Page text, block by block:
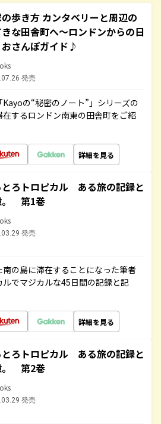
歩き方 カンタベリーと周辺の
な田舎町へ～ロンドンからの日
さんぽガイド♪
発売
の“秘密のノート”」シリーズの
するロンドン南東の田舎町をご紹
詳細を見る
とろトロピカル ある旅の記録と
。 第1巻
発売
の島に滞在することになった筆者
でマジカルな45日間の記録と記
詳細を見る
とろトロピカル ある旅の記録と
。 第2巻
発売